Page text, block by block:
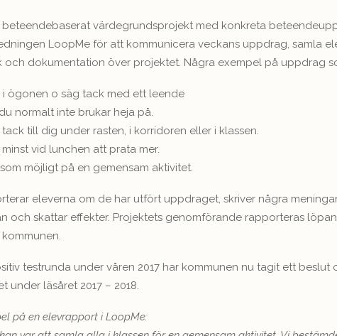
värdegrundsprojekt med konkreta
LoopMe för att kommunicera veckans uppdrag, samla
och dokumentation över projektet. Några exempel på uppdrag
i ögonen o säg tack med ett leende
normalt inte brukar heja på.
till dig under rasten, i korridoren eller i klassen.
vid lunchen att prata mer.
möjligt på en gemensam aktivitet.
eleverna om de har utfört uppdraget, skriver några
och skattar effekter. Projektets genomförande rapporteras
testrunda under våren 2017 har kommunen nu tagit ett beslut
under läsåret 2017 – 2018.
på en elevrapport i LoopMe: